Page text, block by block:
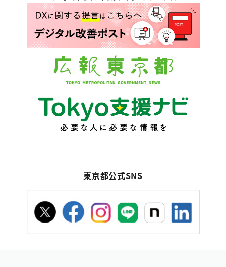
東京都公式SNS